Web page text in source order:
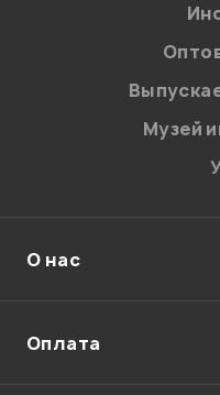
Музей
О нас
Оплата